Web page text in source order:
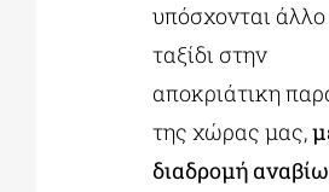
υπόσχονται
ταξίδι στην
αποκριάτικη
της χώρας μας,
διαδρομή